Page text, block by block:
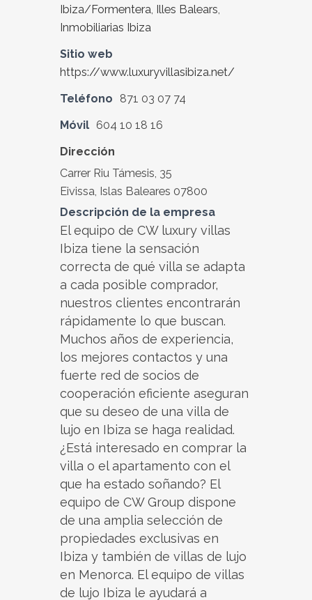
Ibiza/Formentera, Illes Balears,
Inmobiliarias Ibiza
Sitio web
https://www.luxuryvillasibiza.net/
Teléfono
871 03 07 74
Móvil 604 10 18 16
Dirección
Carrer Riu Támesis, 35
Eivissa, Islas Baleares 07800
Descripción de la empresa
El equipo de CW luxury villas
Ibiza tiene la sensación
correcta de qué villa se adapta
a cada posible comprador,
nuestros clientes encontrarán
rápidamente lo que buscan.
Muchos años de experiencia,
los mejores contactos y una
fuerte red de socios de
cooperación eficiente aseguran
que su deseo de una villa de
lujo en Ibiza se haga realidad.
¿Está interesado en comprar la
villa o el apartamento con el
que ha estado soñando? El
equipo de CW Group dispone
de una amplia selección de
propiedades exclusivas en
Ibiza y también de villas de lujo
en Menorca. El equipo de villas
de lujo Ibiza le ayudará a